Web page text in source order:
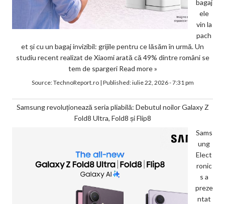
bagaj
ele
vin la
pach
et și cu un bagaj invizibil: grijile pentru ce lăsăm în urmă. Un
studiu recent realizat de Xiaomi arată că 49% dintre români se
tem de spargeri Read more »
Source:TechnoReport.ro| Published:iulie 22, 2026 - 7:31 pm
Samsung revoluționează seria pliabilă: Debutul noilor Galaxy Z
Fold8 Ultra, Fold8 și Flip8
Sams
ung
Elect
ronic
s a
preze
ntat